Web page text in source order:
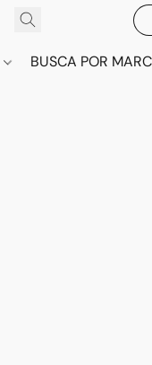
BUSCA POR